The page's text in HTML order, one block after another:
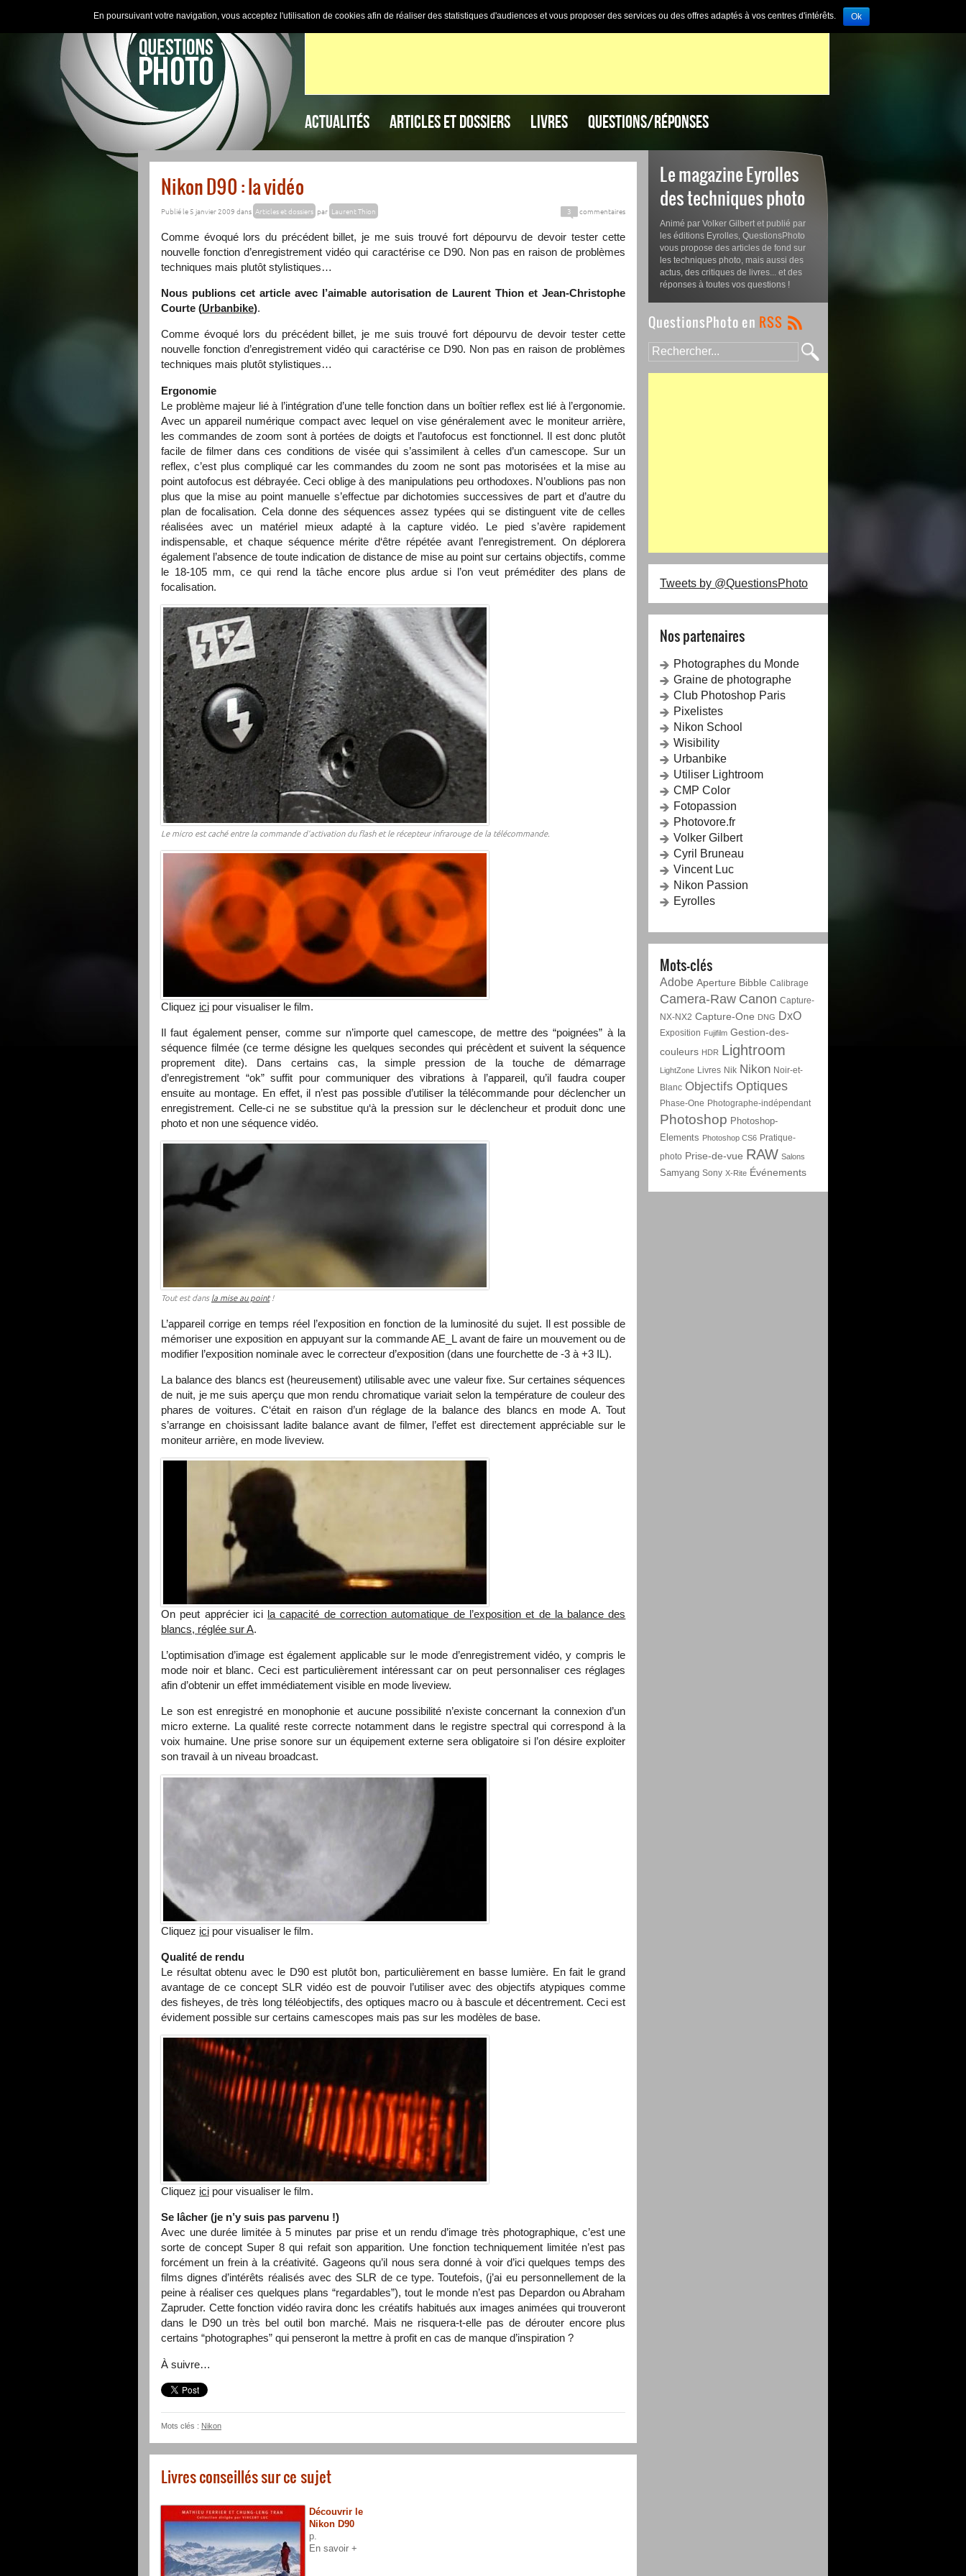
ACTUALITÉS ARTICLES ET DOSSIERS LIVRES QUESTIONS/RÉPONSES
Nikon D90 : la vidéo
Publié le 5 janvier 2009 dans Articles et dossiers par Laurent Thion 3 commentaires
Comme évoqué lors du précédent billet, je me suis trouvé fort dépourvu de devoir tester cette
nouvelle fonction d’enregistrement vidéo qui caractérise ce D90. Non pas en raison de problèmes
techniques mais plutôt stylistiques…
Nous publions cet article avec l’aimable autorisation de Laurent Thion et Jean-Christophe
Courte (Urbanbike).
Comme évoqué lors du précédent billet, je me suis trouvé fort dépourvu de devoir tester cette
nouvelle fonction d’enregistrement vidéo qui caractérise ce D90. Non pas en raison de problèmes
techniques mais plutôt stylistiques…
Ergonomie
Le problème majeur lié à l’intégration d’une telle fonction dans un boîtier reflex est lié à l’ergonomie.
Avec un appareil numérique compact avec lequel on vise généralement avec le moniteur arrière,
les commandes de zoom sont à portées de doigts et l’autofocus est fonctionnel. Il est donc plutôt
facile de filmer dans ces conditions de visée qui s’assimilent à celles d’un camescope. Sur un
reflex, c’est plus compliqué car les commandes du zoom ne sont pas motorisées et la mise au
point autofocus est débrayée. Ceci oblige à des manipulations peu orthodoxes. N’oublions pas non
plus que la mise au point manuelle s’effectue par dichotomies successives de part et d’autre du
plan de focalisation. Cela donne des séquences assez typées qui se distinguent vite de celles
réalisées avec un matériel mieux adapté à la capture vidéo. Le pied s’avère rapidement
indispensable, et chaque séquence mérite d‘être répétée avant l’enregistrement. On déplorera
également l’absence de toute indication de distance de mise au point sur certains objectifs, comme
le 18-105 mm, ce qui rend la tâche encore plus ardue si l’on veut préméditer des plans de
focalisation.
Le micro est caché entre la commande d’activation du flash et le récepteur infrarouge de la télécommande.
Cliquez ici pour visualiser le film.
Il faut également penser, comme sur n’importe quel camescope, de mettre des “poignées” à la
séquence filmée (ce terme désigne les quelques secondes qui précèdent et suivent la séquence
proprement dite). Dans certains cas, la simple pression de la touche de démarrage
d’enregistrement “ok” suffit pour communiquer des vibrations à l’appareil, qu’il faudra couper
ensuite au montage. En effet, il n’est pas possible d’utiliser la télécommande pour déclencher un
enregistrement. Celle-ci ne se substitue qu‘à la pression sur le déclencheur et produit donc une
photo et non une séquence vidéo.
Tout est dansla mise au point!
L’appareil corrige en temps réel l’exposition en fonction de la luminosité du sujet. Il est possible de
mémoriser une exposition en appuyant sur la commande AE_L avant de faire un mouvement ou de
modifier l’exposition nominale avec le correcteur d’exposition (dans une fourchette de -3 à +3 IL).
La balance des blancs est (heureusement) utilisable avec une valeur fixe. Sur certaines séquences
de nuit, je me suis aperçu que mon rendu chromatique variait selon la température de couleur des
phares de voitures. C‘était en raison d’un réglage de la balance des blancs en mode A. Tout
s’arrange en choisissant ladite balance avant de filmer, l’effet est directement appréciable sur le
moniteur arrière, en mode liveview.
On peut apprécier ici la capacité de correction automatique de l’exposition et de la balance des
blancs, réglée sur A.
L’optimisation d’image est également applicable sur le mode d’enregistrement vidéo, y compris le
mode noir et blanc. Ceci est particulièrement intéressant car on peut personnaliser ces réglages
afin d’obtenir un effet immédiatement visible en mode liveview.
Le son est enregistré en monophonie et aucune possibilité n’existe concernant la connexion d’un
micro externe. La qualité reste correcte notamment dans le registre spectral qui correspond à la
voix humaine. Une prise sonore sur un équipement externe sera obligatoire si l’on désire exploiter
son travail à un niveau broadcast.
Cliquez ici pour visualiser le film.
Qualité de rendu
Le résultat obtenu avec le D90 est plutôt bon, particulièrement en basse lumière. En fait le grand
avantage de ce concept SLR vidéo est de pouvoir l’utiliser avec des objectifs atypiques comme
des fisheyes, de très long téléobjectifs, des optiques macro ou à bascule et décentrement. Ceci est
évidement possible sur certains camescopes mais pas sur les modèles de base.
Cliquez ici pour visualiser le film.
Se lâcher (je n’y suis pas parvenu !)
Avec une durée limitée à 5 minutes par prise et un rendu d’image très photographique, c’est une
sorte de concept Super 8 qui refait son apparition. Une fonction techniquement limitée n’est pas
forcément un frein à la créativité. Gageons qu’il nous sera donné à voir d’ici quelques temps des
films dignes d’intérêts réalisés avec des SLR de ce type. Toutefois, (j’ai eu personnellement de la
peine à réaliser ces quelques plans “regardables”), tout le monde n’est pas Depardon ou Abraham
Zapruder. Cette fonction vidéo ravira donc les créatifs habitués aux images animées qui trouveront
dans le D90 un très bel outil bon marché. Mais ne risquera-t-elle pas de dérouter encore plus
certains “photographes” qui penseront la mettre à profit en cas de manque d’inspiration ?
À suivre…
Mots clés : Nikon
Livres conseillés sur ce sujet
Découvrir le
Nikon D90
p.
En savoir +
Le magazine Eyrolles
des techniques photo
Animé par Volker Gilbert et publié par
les éditions Eyrolles, QuestionsPhoto
vous propose des articles de fond sur
les techniques photo, mais aussi des
actus, des critiques de livres... et des
réponses à toutes vos questions !
Tweets by @QuestionsPhoto
Nos partenaires
Photographes du Monde
Graine de photographe
Club Photoshop Paris
Pixelistes
Nikon School
Wisibility
Urbanbike
Utiliser Lightroom
CMP Color
Fotopassion
Photovore.fr
Volker Gilbert
Cyril Bruneau
Vincent Luc
Nikon Passion
Eyrolles
Mots-clés
Adobe Aperture Bibble Calibrage
Camera-Raw Canon Capture-
NX-NX2 Capture-One DNG DxO
Exposition Fujifilm Gestion-des-
couleurs HDR Lightroom
LightZone Livres Nik Nikon Noir-et-
Blanc Objectifs Optiques
Phase-One Photographe-indépendant
Photoshop Photoshop-
Elements Photoshop CS6 Pratique-
photo Prise-de-vue RAW Salons
Samyang Sony X-Rite Événements
En poursuivant votre navigation, vous acceptez l'utilisation de cookies afin de réaliser des statistiques d'audiences et vous proposer des services ou des offres adaptés à vos centres d'intérêts. Ok